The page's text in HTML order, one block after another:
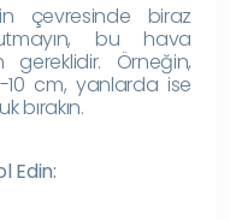
çevresinde biraz
bu hava
gereklidir. Örneğin,
cm, yanlarda ise
bırakın.
Edin: